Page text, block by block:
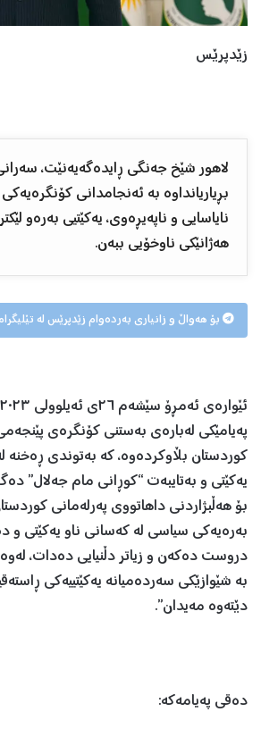
زێدپرێس
لاهور شێخ جەنگی ڕایدەگەیەنێت،
بڕیاریانداوە بە ئەنجامدانی
نایاسایی و ناپەیڕەوی، یەکێتیی بەرەو
هەژانێکی ناوخۆیی ببەن.
بۆ هەواڵ و زانیاری بەردەوام زێدپرێس لە
پەیامێکی لەبارەی بەستنی کۆنگرەی
کوردستان بڵاوکردەوە، کە بەتوندی ڕەخنە
یەکێتی و بەتایبەت “کوڕانی مام جەلال”
بۆ هەڵبژاردنی داهاتووی پەرلەمانی
بەرەیەکی سیاسی لە کەسانی ناو یەکێتی و
دروست دەکەن و زیاتر دڵنیایی دەدات،
بە شێوازێکی سەردەمیانە یەکێتییەکی
دێتەوە مەیدان”.
دەقی پەیامەکە: